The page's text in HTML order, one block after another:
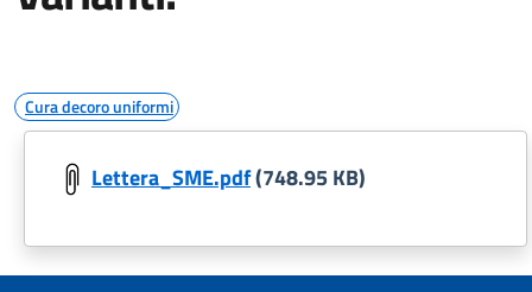
Cura decoro uniformi
Lettera_SME.pdf(748.95 KB)